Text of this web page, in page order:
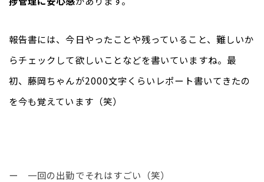
報告書には、今日やったことや残っていること、難しいか
らチェックして欲しいことなどを書いていますね。最
初、藤岡ちゃんが2000文字くらいレポート書いてきたの
を今も覚えています（笑）
ー　一回の出勤でそれはすごい（笑）